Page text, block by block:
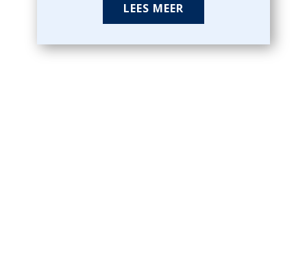
LEES MEER